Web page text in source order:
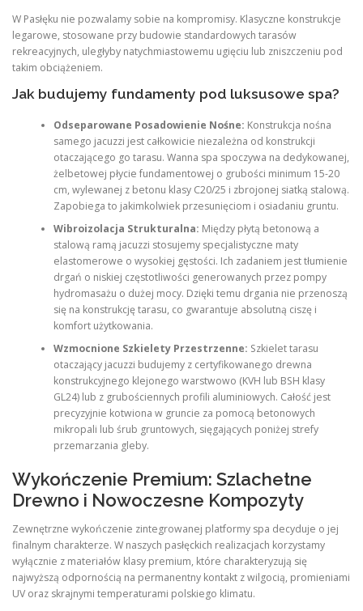
W Pasłęku nie pozwalamy sobie na kompromisy. Klasyczne konstrukcje
legarowe, stosowane przy budowie standardowych tarasów
rekreacyjnych, uległyby natychmiastowemu ugięciu lub zniszczeniu pod
takim obciążeniem.
Jak budujemy fundamenty pod luksusowe spa?
Odseparowane Posadowienie Nośne: Konstrukcja nośna
samego jacuzzi jest całkowicie niezależna od konstrukcji
otaczającego go tarasu. Wanna spa spoczywa na dedykowanej,
żelbetowej płycie fundamentowej o grubości minimum 15-20
cm, wylewanej z betonu klasy C20/25 i zbrojonej siatką stalową.
Zapobiega to jakimkolwiek przesunięciom i osiadaniu gruntu.
Wibroizolacja Strukturalna: Między płytą betonową a
stalową ramą jacuzzi stosujemy specjalistyczne maty
elastomerowe o wysokiej gęstości. Ich zadaniem jest tłumienie
drgań o niskiej częstotliwości generowanych przez pompy
hydromasażu o dużej mocy. Dzięki temu drgania nie przenoszą
się na konstrukcję tarasu, co gwarantuje absolutną ciszę i
komfort użytkowania.
Wzmocnione Szkielety Przestrzenne: Szkielet tarasu
otaczający jacuzzi budujemy z certyfikowanego drewna
konstrukcyjnego klejonego warstwowo (KVH lub BSH klasy
GL24) lub z grubościennych profili aluminiowych. Całość jest
precyzyjnie kotwiona w gruncie za pomocą betonowych
mikropali lub śrub gruntowych, sięgających poniżej strefy
przemarzania gleby.
Wykończenie Premium: Szlachetne
Drewno i Nowoczesne Kompozyty
Zewnętrzne wykończenie zintegrowanej platformy spa decyduje o jej
finalnym charakterze. W naszych pasłęckich realizacjach korzystamy
wyłącznie z materiałów klasy premium, które charakteryzują się
najwyższą odpornością na permanentny kontakt z wilgocią, promieniami
UV oraz skrajnymi temperaturami polskiego klimatu.